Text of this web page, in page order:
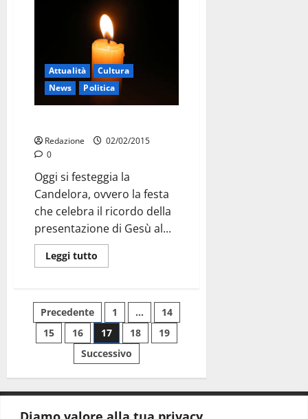
Attualità
Cultura
News
Politica
Redazione
02/02/2015
0
Oggi si festeggia la
Candelora, ovvero la festa
che celebra il ricordo della
presentazione di Gesù al...
Leggi tutto
Precedente 1 …
14
15
16 17 18
19
Successivo